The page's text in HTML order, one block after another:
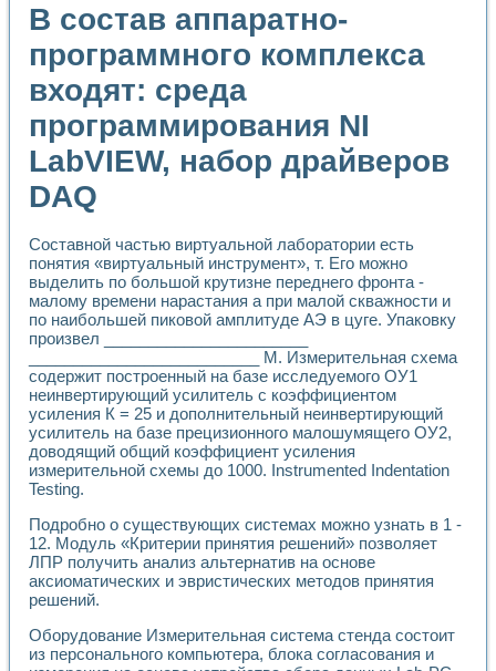
Применение NI VISION для геометрического анализа в
Система температурной стабилизации
Управление движением с помощью программно -
Определение параметров всплывающих газовых
Система управления асинхронным тиристорным
Лазерный профилометр
Применение средств NATIONAL INSTRUMENTS для
Разработка автоматизированного стенда для
Исследование кинетики зарождения и развития
Лабораторный электрический импедансный томограф на
Микрозондовая система для характеризации
Метод траекторий в исследовании
Промышленная автоматизация
Автоматизация технологических процессов получения
Использование систем технического зрения для контроля
Исследование электромагнитных переходных процессов
Применение LabVIEW при разработке обучающих
Разработка виртуальных тренажеров путем
Система блокировок, сигнализации и защиты ускорителя
Система сбора данных и управления процессом
Разработка программного обеспечения с
Использование технологий NATIONAL INSTRUMENTS
Оборудование для промышленной термотрансферной
Автоматизация реометрических исследований на базе
Исследование электромагнитных переходных процессов
Стенд для исследования электрических переходных
В состав аппаратно-
программного комплекса
входят: среда
программирования NI
LabVIEW, набор драйверов
DAQ
Составной частью виртуальной лаборатории есть
понятия «виртуальный инструмент», т. Его можно
выделить по большой крутизне переднего фронта -
малому времени нарастания а при малой скважности и
по наибольшей пиковой амплитуде АЭ в цуге. Упаковку
произвел _______________________
__________________________ М. Измерительная схема
содержит построенный на базе исследуемого ОУ1
неинвертирующий усилитель с коэффициентом
усиления К = 25 и дополнительный неинвертирующий
усилитель на базе прецизионного малошумящего ОУ2,
доводящий общий коэффициент усиления
измерительной схемы до 1000. Instrumented Indentation
Testing.
Подробно о существующих системах можно узнать в 1 -
12. Модуль «Критерии принятия решений» позволяет
ЛПР получить анализ альтернатив на основе
аксиоматических и эвристических методов принятия
решений.
Оборудование Измерительная система стенда состоит
из персонального компьютера, блока согласования и